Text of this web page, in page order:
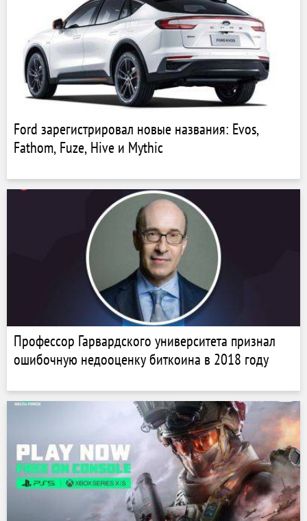
Ford зарегистрировал новые названия: Evos,
Fathom, Fuze, Hive и Mythic
Профессор Гарвардского университета признал
ошибочную недооценку биткоина в 2018 году